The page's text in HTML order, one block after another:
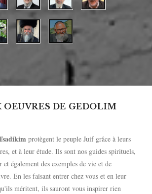
OEUVRES DE GEDOLIM
protègent le peuple Juif grâce à leurs
et à leur étude. Ils sont nos guides spirituels,
et également des exemples de vie et de
En les faisant entrer chez vous et en leur
méritent, ils sauront vous inspirer rien